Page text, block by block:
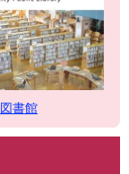
図書館